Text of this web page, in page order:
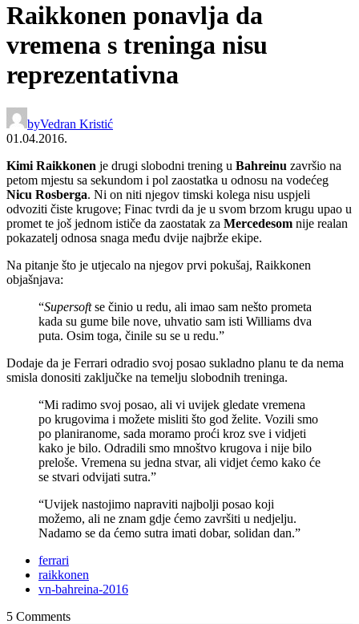
Raikkonen ponavlja da
vremena s treninga nisu
reprezentativna
byVedran Kristić
01.04.2016.
Kimi Raikkonen je drugi slobodni trening u Bahreinu završio na
petom mjestu sa sekundom i pol zaostatka u odnosu na vodećeg
Nicu Rosberga. Ni on niti njegov timski kolega nisu uspjeli
odvoziti čiste krugove; Finac tvrdi da je u svom brzom krugu upao u
promet te još jednom ističe da zaostatak za Mercedesom nije realan
pokazatelj odnosa snaga među dvije najbrže ekipe.
Na pitanje što je utjecalo na njegov prvi pokušaj, Raikkonen
objašnjava:
“Supersoftse činio u redu, ali imao sam nešto prometa
kada su gume bile nove, uhvatio sam isti Williams dva
puta. Osim toga, činile su se u redu.”
Dodaje da je Ferrari odradio svoj posao sukladno planu te da nema
smisla donositi zaključke na temelju slobodnih treninga.
“Mi radimo svoj posao, ali vi uvijek gledate vremena
po krugovima i možete misliti što god želite. Vozili smo
po planiranome, sada moramo proći kroz sve i vidjeti
kako je bilo. Odradili smo mnoštvo krugova i nije bilo
preloše. Vremena su jedna stvar, ali vidjet ćemo kako će
se stvari odvijati sutra.”
“Uvijek nastojimo napraviti najbolji posao koji
možemo, ali ne znam gdje ćemo završiti u nedjelju.
Nadamo se da ćemo sutra imati dobar, solidan dan.”
ferrari
raikkonen
vn-bahreina-2016
5 Comments